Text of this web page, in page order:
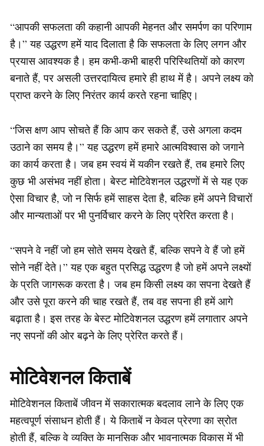
“आपकी सफलता की कहानी आपकी मेहनत और समर्पण का परिणाम
है।” यह उद्धरण हमें याद दिलाता है कि सफलता के लिए लगन और
प्रयास आवश्यक है। हम कभी-कभी बाहरी परिस्थितियों को कारण
बनाते हैं, पर असली उत्तरदायित्व हमारे ही हाथ में है। अपने लक्ष्य को
प्राप्त करने के लिए निरंतर कार्य करते रहना चाहिए।
“जिस क्षण आप सोचते हैं कि आप कर सकते हैं, उसे अगला कदम
उठाने का समय है।” यह उद्धरण हमें हमारे आत्मविश्वास को जगाने
का कार्य करता है। जब हम स्वयं में यकीन रखते हैं, तब हमारे लिए
कुछ भी असंभव नहीं होता। बेस्ट मोटिवेशनल उद्धरणों में से यह एक
ऐसा विचार है, जो न सिर्फ हमें साहस देता है, बल्कि हमें अपने विचारों
और मान्यताओं पर भी पुनर्विचार करने के लिए प्रेरित करता है।
“सपने वे नहीं जो हम सोते समय देखते हैं, बल्कि सपने वे हैं जो हमें
सोने नहीं देते।” यह एक बहुत प्रसिद्ध उद्धरण है जो हमें अपने लक्ष्यों
के प्रति जागरूक करता है। जब हम किसी लक्ष्य का सपना देखते हैं
और उसे पूरा करने की चाह रखते हैं, तब वह सपना ही हमें आगे
बढ़ाता है। इस तरह के बेस्ट मोटिवेशनल उद्धरण हमें लगातार अपने
नए सपनों की ओर बढ़ने के लिए प्रेरित करते हैं।
मोटिवेशनल किताबें
मोटिवेशनल किताबें जीवन में सकारात्मक बदलाव लाने के लिए एक
महत्वपूर्ण संसाधन होती हैं। ये किताबें न केवल प्रेरणा का स्रोत
होती हैं, बल्कि वे व्यक्ति के मानसिक और भावनात्मक विकास में भी